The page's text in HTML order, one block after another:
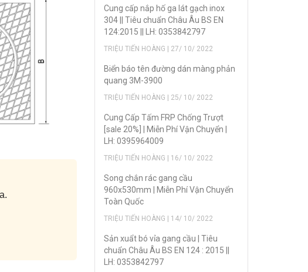
Cung cấp nắp hố ga lát gạch inox
304 || Tiêu chuẩn Châu Âu BS EN
124:2015 || LH: 0353842797
TRIỆU TIẾN HOÀNG | 27/ 10/ 2022
Biển báo tên đường dán màng phản
quang 3M-3900
TRIỆU TIẾN HOÀNG | 25/ 10/ 2022
Cung Cấp Tấm FRP Chống Trượt
[sale 20%] | Miễn Phí Vận Chuyển |
LH: 0395964009
TRIỆU TIẾN HOÀNG | 16/ 10/ 2022
Song chắn rác gang cầu
960x530mm | Miễn Phí Vận Chuyển
Toàn Quốc
TRIỆU TIẾN HOÀNG | 14/ 10/ 2022
Sản xuẩt bó vỉa gang cầu | Tiêu
chuẩn Châu Âu BS EN 124 : 2015 ||
LH: 0353842797